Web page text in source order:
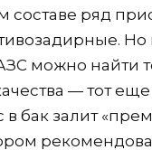
составе ряд
Но
можно найти
— тот
в бак залит